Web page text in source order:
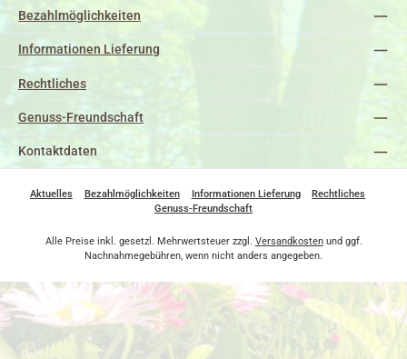
Bezahlmöglichkeiten
Informationen Lieferung
Rechtliches
Genuss-Freundschaft
Kontaktdaten
Aktuelles Bezahlmöglichkeiten Informationen Lieferung
Rechtliches
Genuss-Freundschaft
Alle Preise inkl. gesetzl. Mehrwertsteuer zzgl. Versandkostenund ggf.
Nachnahmegebühren, wenn nicht anders angegeben.